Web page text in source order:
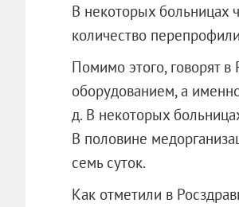
В некоторых больницах
количество
Помимо этого, говорят в
оборудованием, а
д. В некоторых
В половине
семь суток.
Как отметили в